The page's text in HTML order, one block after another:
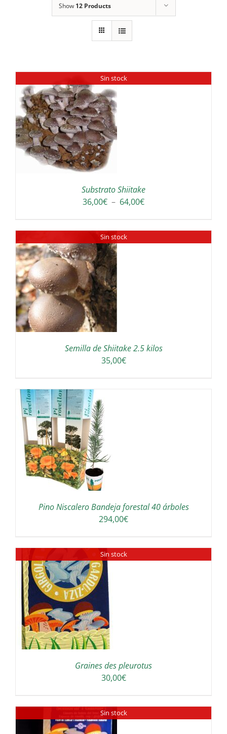
Show 12 Products
Sin stock
Substrato Shiitake
36,00€ – 64,00€Plage
Sin stock
Semilla de Shiitake 2.5 kilos
35,00€
Pino Niscalero Bandeja forestal 40 árboles
294,00€
Sin stock
Graines des pleurotus
30,00€
Sin stock